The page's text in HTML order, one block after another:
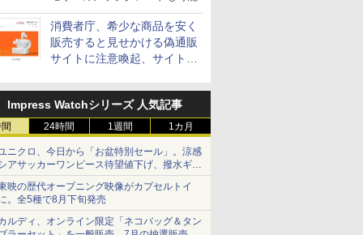
消費者庁、希少な商品を安く
販売すると見せかける偽通販
サイトに注意喚起、サイト名
Impress Watchシリーズ 人気記事
24時間 1週間 1カ月
ニクロ、今日から「お盆特別セール」。涼感
アサッカーワンピース待望値下げ、撥水ギア
ョーツは1990円に
映の歴代オープニング映像がカプセルトイ
。全5種で8月下旬発売
ルディ、オンライン限定「ネコバッグ＆タン